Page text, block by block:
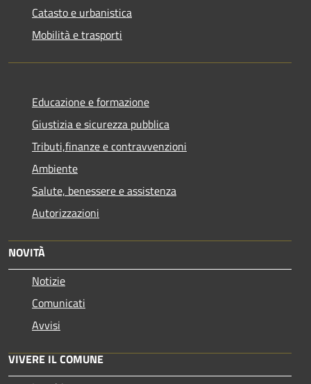
Catasto e urbanistica
Mobilità e trasporti
Educazione e formazione
Giustizia e sicurezza pubblica
Tributi,finanze e contravvenzioni
Ambiente
Salute, benessere e assistenza
Autorizzazioni
NOVITÀ
Notizie
Comunicati
Avvisi
VIVERE IL COMUNE